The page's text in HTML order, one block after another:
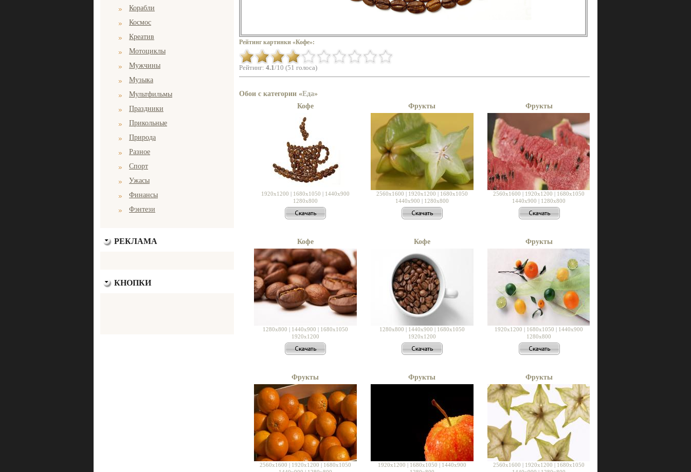
Корабли
Космос
Креатив
Мотоциклы
Мужчины
Музыка
Мультфильмы
Праздники
Прикольные
Природа
Разное
Спорт
Ужасы
Финансы
Фэнтези
РЕКЛАМА
КНОПКИ
Рейтинг картинки «Кофе»:
Рейтинг: 4.1/10 (51 голоса)
Обои с категории «Еда»
Кофе
1920x1200 | 1680x1050 | 1440x900
1280x800
Фрукты
2560x1600 | 1920x1200 | 1680x1050
1440x900 | 1280x800
Фрукты
2560x1600 | 1920x1200 | 1680x1050
1440x900 | 1280x800
Кофе
1280x800 | 1440x900 | 1680x1050
1920x1200
Кофе
1280x800 | 1440x900 | 1680x1050
1920x1200
Фрукты
1920x1200 | 1680x1050 | 1440x900
1280x800
Фрукты
2560x1600 | 1920x1200 | 1680x1050
Фрукты
1920x1200 | 1680x1050 | 1440x900
Фрукты
2560x1600 | 1920x1200 | 1680x1050